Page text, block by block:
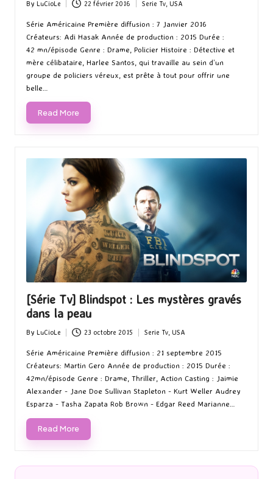
Posted
by
By LuCioLe 22 février 2016
Posted
in
Serie Tv, USA
Série Américaine Première diffusion : 7 Janvier 2016
Créateurs: Adi Hasak Année de production : 2015 Durée :
42 mn/épisode Genre : Drame, Policier Histoire : Détective et
mère célibataire, Harlee Santos, qui travaille au sein d’un
groupe de policiers véreux, est prête à tout pour offrir une
belle…
Read More
[Série Tv] Blindspot : Les mystères gravés
dans la peau
Posted
by
By LuCioLe 23 octobre 2015
in
Serie Tv, USA
Série Américaine Première diffusion : 21 septembre 2015
Créateurs: Martin Gero Année de production : 2015 Durée :
42mn/épisode Genre : Drame, Thriller, Action Casting : Jaimie
Alexander - Jane Doe Sullivan Stapleton - Kurt Weller Audrey
Esparza - Tasha Zapata Rob Brown - Edgar Reed Marianne…
Read More